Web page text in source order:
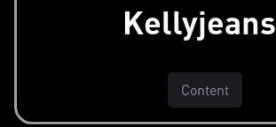
Kellyjeans
Content